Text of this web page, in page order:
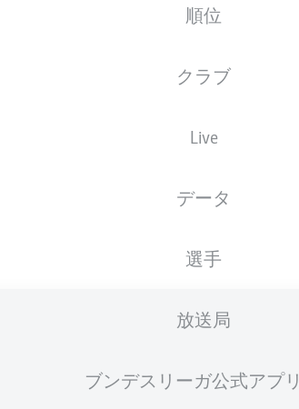
順位
クラブ
Live
データ
選手
放送局
ブンデスリーガ公式アプリ
08.09.1998